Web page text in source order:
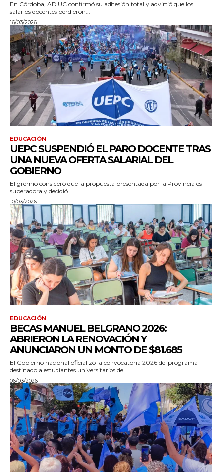
En Córdoba, ADIUC confirmó su adhesión total y advirtió que los
salarios docentes perdieron...
16/03/2026
EDUCACIÓN
UEPC SUSPENDIÓ EL PARO DOCENTE TRAS
UNA NUEVA OFERTA SALARIAL DEL
GOBIERNO
El gremio consideró que la propuesta presentada por la Provincia es
superadora y decidió...
10/03/2026
EDUCACIÓN
BECAS MANUEL BELGRANO 2026:
ABRIERON LA RENOVACIÓN Y
ANUNCIARON UN MONTO DE $81.685
El Gobierno nacional oficializó la convocatoria 2026 del programa
destinado a estudiantes universitarios de...
06/03/2026